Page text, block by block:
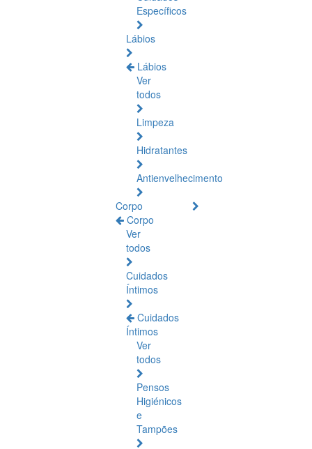
Específicos
Lábios
Lábios
Ver
todos
Limpeza
Hidratantes
Antienvelhecimento
Corpo
Corpo
Ver
todos
Cuidados
Íntimos
Cuidados
Íntimos
Ver
todos
Pensos
Higiénicos
e
Tampões